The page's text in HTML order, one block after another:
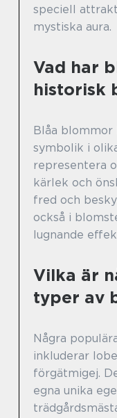
speciell
mystiska aura.
Vad har
historisk
Blåa blommor
symbolik i
representera
kärlek och
fred och
också i
lugnande
Vilka är
typer av
Några
inkluderar
förgätmigej.
egna unika